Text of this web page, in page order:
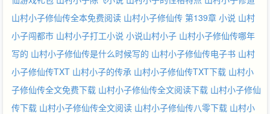
山村小子修仙传全本免费阅读 山村小子修仙传 第139章 小说 山村
小子闯都市 山村小子打工小说 小说山村小子 山村小子修仙传哪年
写的 山村小子修仙传是什么时候写的 山村小子修仙传电子书 山村
小子修仙传TXT 山村小子的传承 山村小子修仙传TXT下载 山村小
子修仙传全文免费下载 山村小子修仙传全文阅读下载 山村小子修仙
传下载 山村小子修仙传全文阅读 山村小子修仙传八零下载 山村小